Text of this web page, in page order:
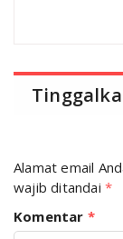
Alamat email
wajib ditandai *
Komentar *